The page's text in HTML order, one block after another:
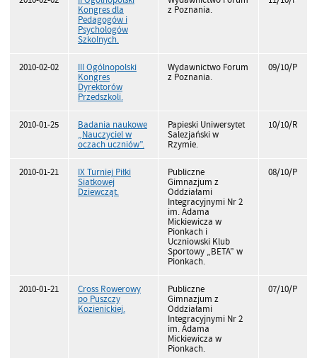
Kongres dla
Pedagogów i
Psychologów
Szkolnych.
z Poznania.
2010-02-02
III Ogólnopolski
Kongres
Dyrektorów
Przedszkoli.
Wydawnictwo Forum
z Poznania.
09/10/P
2010-01-25
Badania naukowe
„Nauczyciel w
oczach uczniów”.
Papieski Uniwersytet
Salezjański w
Rzymie.
10/10/R
2010-01-21
IX Turniej Piłki
Siatkowej
Dziewcząt.
Publiczne
Gimnazjum z
Oddziałami
Integracyjnymi Nr 2
im. Adama
Mickiewicza w
Pionkach i
Uczniowski Klub
Sportowy „BETA” w
Pionkach.
08/10/P
2010-01-21
Cross Rowerowy
po Puszczy
Kozienickiej.
Publiczne
Gimnazjum z
Oddziałami
Integracyjnymi Nr 2
im. Adama
Mickiewicza w
Pionkach.
07/10/P